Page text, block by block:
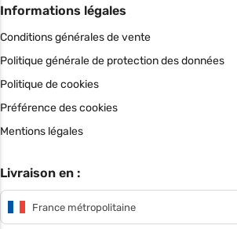
Informations légales
Conditions générales de vente
Politique générale de protection des données
Politique de cookies
Préférence des cookies
Mentions légales
Livraison en :
France métropolitaine